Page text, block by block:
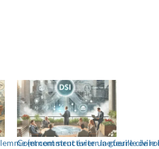
(et comment éviter la guerre civile
Comment structurer une feuille de